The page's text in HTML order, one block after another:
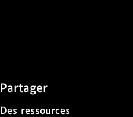
Partager
Des ressources